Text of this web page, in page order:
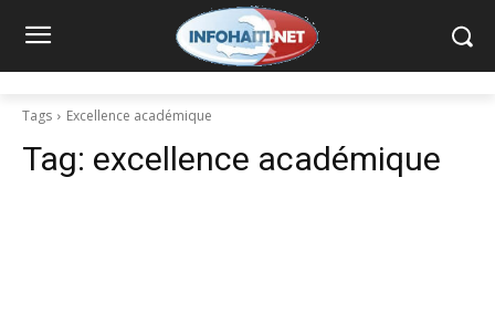
Tags Excellence académique
Tag: excellence académique